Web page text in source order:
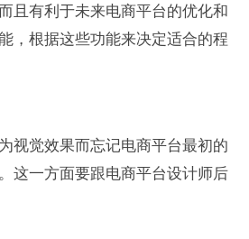
且有利于未来电商平台的优化和
，根据这些功能来决定适合的程
视觉效果而忘记电商平台最初的
这一方面要跟电商平台设计师后